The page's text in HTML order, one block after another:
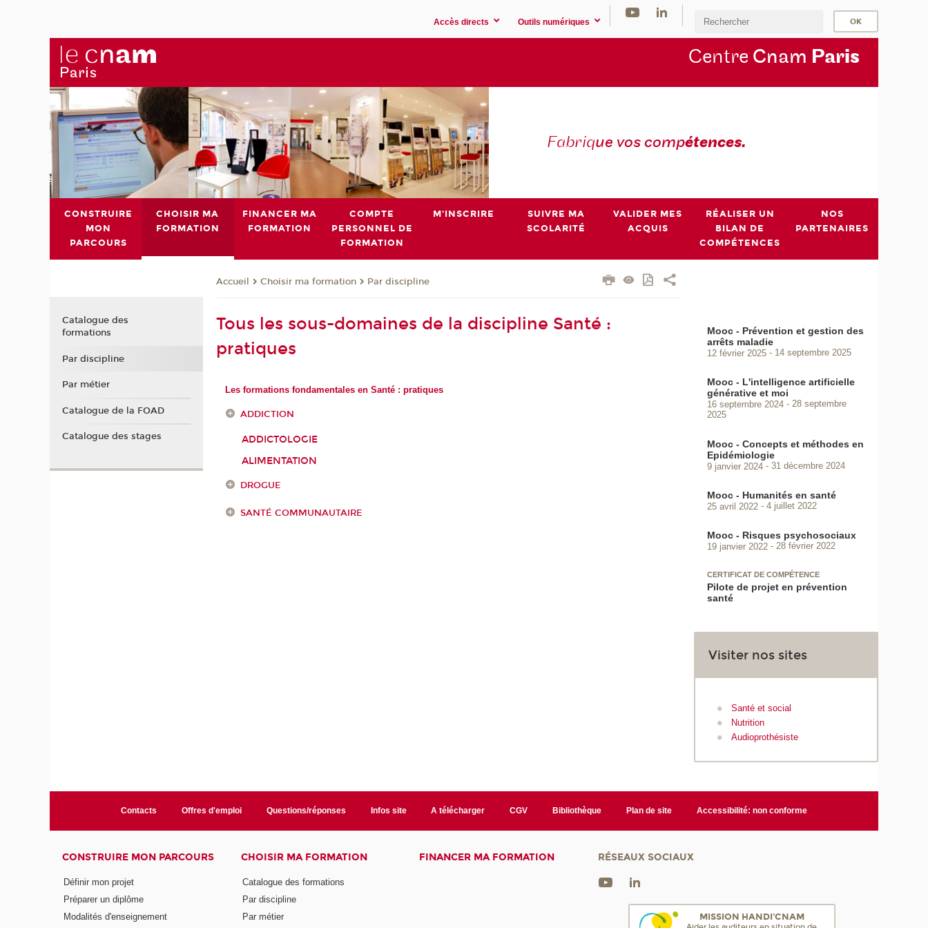
Accès directs Outils numériques
Centre Cnam Paris
Fabrique vos compétences.
CONSTRUIRE
MON
PARCOURS
CHOISIR MA
FORMATION
FINANCER MA
FORMATION
COMPTE
PERSONNEL DE
FORMATION
M'INSCRIRE
SUIVRE MA
SCOLARITÉ
VALIDER MES
ACQUIS
RÉALISER UN
BILAN DE
COMPÉTENCES
NOS
PARTENAIRES
Accueil Choisir ma formation Par discipline
Tous les sous-domaines de la discipline Santé :
pratiques
Les formations fondamentales en Santé : pratiques
ADDICTION
ADDICTOLOGIE
ALIMENTATION
DROGUE
SANTÉ COMMUNAUTAIRE
Mooc - Prévention et gestion des
arrêts maladie
12 février 2025 14 septembre 2025
Mooc - L'intelligence artificielle
générative et moi
16 septembre 2024
28 septembre
2025
Mooc - Concepts et méthodes en
Epidémiologie
9 janvier 2024 31 décembre 2024
Mooc - Humanités en santé
25 avril 2022 4 juillet 2022
Mooc - Risques psychosociaux
19 janvier 2022 28 février 2022
CERTIFICAT DE COMPÉTENCE
Pilote de projet en prévention
santé
Visiter nos sites
Santé et social
Nutrition
Audioprothésiste
Catalogue des
formations
Par discipline
Par métier
Catalogue de la FOAD
Catalogue des stages
Contacts Offres d'emploi Questions/réponses Infos site A télécharger CGV Bibliothèque Plan de site Accessibilité: non conforme
CONSTRUIRE MON PARCOURS
Définir mon projet
Préparer un diplôme
Modalités d'enseignement
CHOISIR MA FORMATION
Catalogue des formations
Par discipline
Par métier
FINANCER MA FORMATION RÉSEAUX SOCIAUX
MISSION HANDI'CNAM